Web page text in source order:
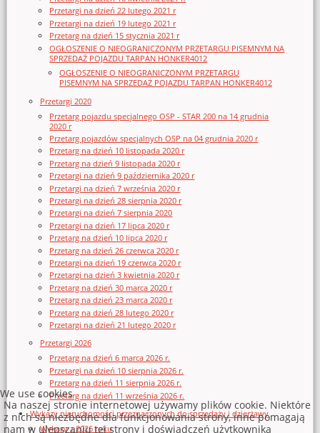
Przetargi na dzień 22 lutego 2021 r
Przetargi na dzień 19 lutego 2021 r
Przetarg na dzień 15 stycznia 2021 r
OGŁOSZENIE O NIEOGRANICZONYM PRZETARGU PISEMNYM NA
SPRZEDAŻ POJAZDU TARPAN HONKER4012
OGŁOSZENIE O NIEOGRANICZONYM PRZETARGU
PISEMNYM NA SPRZEDAŻ POJAZDU TARPAN HONKER4012
Przetargi 2020
Przetarg pojazdu specjalnego OSP - STAR 200 na 14 grudnia
2020 r
Przetarg pojazdów specjalnych OSP na 04 grudnia 2020 r
Przetarg na dzień 10 listopada 2020 r
Przetarg na dzień 9 listopada 2020 r
Przetargi na dzień 9 października 2020 r
Przetargi na dzień 7 września 2020 r
Przetargi na dzień 28 sierpnia 2020 r
Przetargi na dzień 7 sierpnia 2020
Przetargi na dzień 17 lipca 2020 r
Przetarg na dzień 10 lipca 2020 r
Przetarg na dzień 26 czerwca 2020 r
Przetargi na dzień 19 czerwca 2020 r
Przetargi na dzień 3 kwietnia 2020 r
Przetarg na dzień 30 marca 2020 r
Przetarg na dzień 23 marca 2020 r
Przetarg na dzień 28 lutego 2020 r
Przetargi na dzień 21 lutego 2020 r
Przetargi 2026
Przetarg na dzień 6 marca 2026 r.
Przetargi na dzień 10 sierpnia 2026 r.
Przetarg na dzień 11 sierpnia 2026 r.
Przetarg na dzień 11 września 2026 r.
Wykazy nieruchomości przeznaczonych do sprzedaży i dzierżawy
Wykazy z 2026 roku
We use cookies
Na naszej stronie internetowej używamy plików cookie. Niektóre
z nich są niezbędne dla funkcjonowania strony, inne pomagają
nam w ulepszaniu tej strony i doświadczeń użytkownika